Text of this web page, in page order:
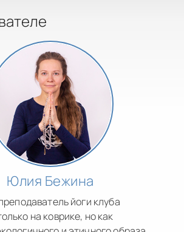
Юлия Бежина
йоги клуба
на коврике, но как